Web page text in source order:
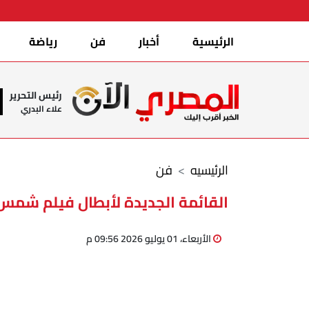
الرئيسية أخبار فن رياضة
رئيس التحرير
علاء البدري
فن الرئيسيه
القائمة الجديدة لأبطال فيلم شمس الزناتي 2
الأربعاء، 01 يوليو 2026 09:56 م